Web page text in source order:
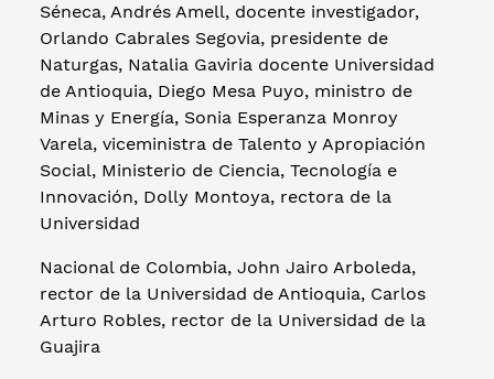
Séneca, Andrés Amell, docente investigador,
Orlando Cabrales Segovia, presidente de
Naturgas, Natalia Gaviria docente Universidad
de Antioquia, Diego Mesa Puyo, ministro de
Minas y Energía, Sonia Esperanza Monroy
Varela, viceministra de Talento y Apropiación
Social, Ministerio de Ciencia, Tecnología e
Innovación, Dolly Montoya, rectora de la
Universidad
Nacional de Colombia, John Jairo Arboleda,
rector de la Universidad de Antioquia, Carlos
Arturo Robles, rector de la Universidad de la
Guajira